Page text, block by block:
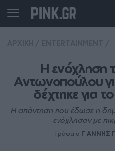
Η ενόχληση
Αντωνοπούλου
δέχτηκε για
Η απάντηση που έδωσε η
ενόχλησαν με
Γράφει ο ΓΙΑΝΝΗΣ